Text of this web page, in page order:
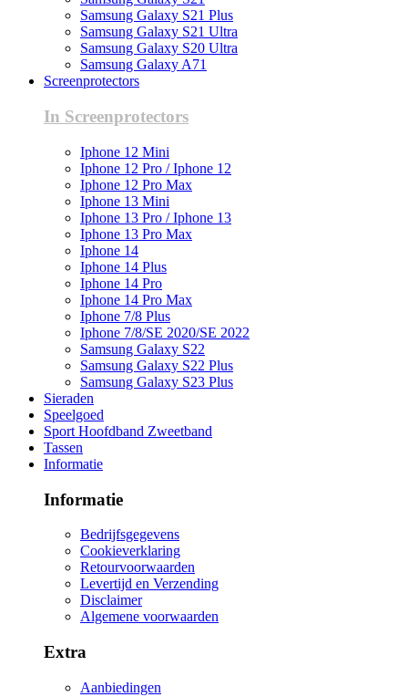
Samsung Galaxy S21 Plus
Samsung Galaxy S21 Ultra
Samsung Galaxy S20 Ultra
Samsung Galaxy A71
Screenprotectors
In Screenprotectors
Iphone 12 Mini
Iphone 12 Pro / Iphone 12
Iphone 12 Pro Max
Iphone 13 Mini
Iphone 13 Pro / Iphone 13
Iphone 13 Pro Max
Iphone 14
Iphone 14 Plus
Iphone 14 Pro
Iphone 14 Pro Max
Iphone 7/8 Plus
Iphone 7/8/SE 2020/SE 2022
Samsung Galaxy S22
Samsung Galaxy S22 Plus
Samsung Galaxy S23 Plus
Sieraden
Speelgoed
Sport Hoofdband Zweetband
Tassen
Informatie
Informatie
Bedrijfsgegevens
Cookieverklaring
Retourvoorwaarden
Levertijd en Verzending
Disclaimer
Algemene voorwaarden
Extra
Aanbiedingen